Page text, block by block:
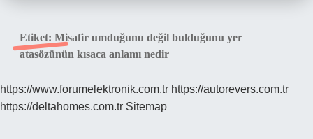
Yasal Uyarı
Hakkımızda
Etiket: Misafir umduğunu değil bulduğunu yer
atasözünün kısaca anlamı nedir
https://www.forumelektronik.com.tr https://autorevers.com.tr
https://deltahomes.com.tr Sitemap